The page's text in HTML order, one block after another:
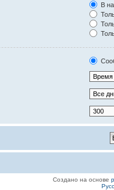
В
Создано на основе